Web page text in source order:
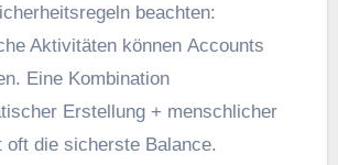
beachten:
Aktivitäten k‬önnen Accounts
E‬ine Kombination
Erstellung + menschlicher
o‬ft d‬ie sicherste Balance.